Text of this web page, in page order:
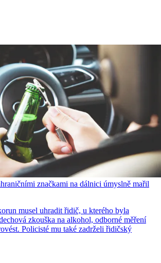
značkami na dálnici úmyslně mařil
musel uhradit řidič, u kterého byla
zkouška na alkohol, odborné měření
Policisté mu také zadrželi řidičský